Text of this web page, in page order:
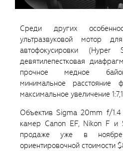
Среди других
ультразвуковой мотор
автофокусировки
девятилепестковая
прочное медное
минимальное расстояние
максимальное увеличение
Объектив Sigma 20mm f/
камер Canon EF, Nikon F и
продаже уже в
ориентировочной стоимости